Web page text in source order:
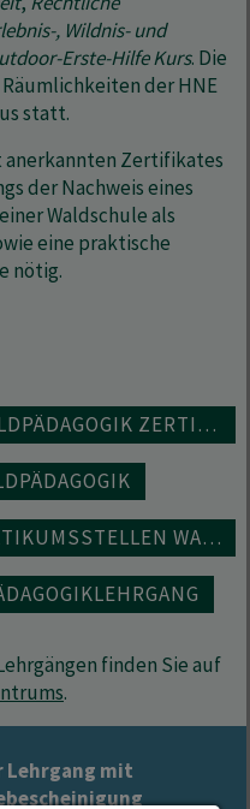
, Wildnis- und
Erste-Hilfe Kurs. Die
der HNE
statt.
anerkannten Zertifikates
der Nachweis eines
Waldschule als
eine praktische
nötig.
ZERTIFIKAT
WALDPÄDAGOGIK
finden Sie auf
.
Lehrgang mit